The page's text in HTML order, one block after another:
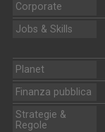
Corporate
Jobs & Skills
Planet
Finanza pubblica
Strategie &
Regole